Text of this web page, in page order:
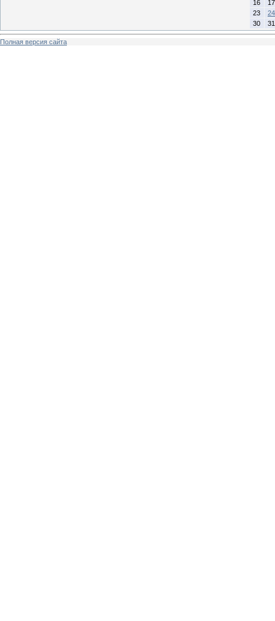
16
17
23
24
30
31
Полная версия сайта